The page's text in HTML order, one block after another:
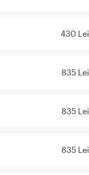
430 Lei
835 Lei
835 Lei
835 Lei